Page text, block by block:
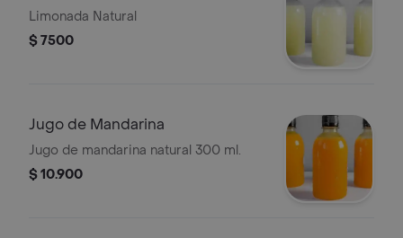
Limonada Natural
$ 7500
Jugo de Mandarina
Jugo de mandarina natural 300 ml.
$ 10.900